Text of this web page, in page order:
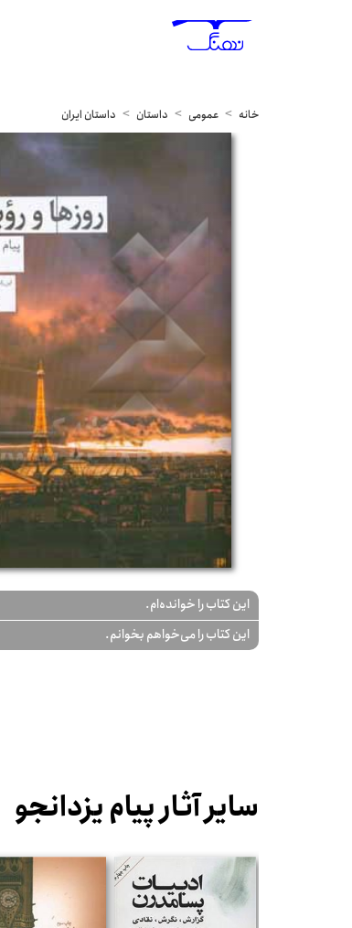
خانه عمومی داستان داستان ایران
این کتاب را خوانده‌ام.
این کتاب را می‌خواهم بخوانم.
سایر آثار پیام یزدانجو